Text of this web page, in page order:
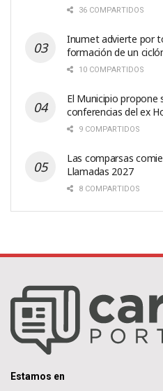
36 COMPARTIDOS
Inumet advierte por
formación de un
10 COMPARTIDOS
El Municipio propone
conferencias del ex
9 COMPARTIDOS
Las comparsas
Llamadas 2027
8 COMPARTIDOS
Estamos en